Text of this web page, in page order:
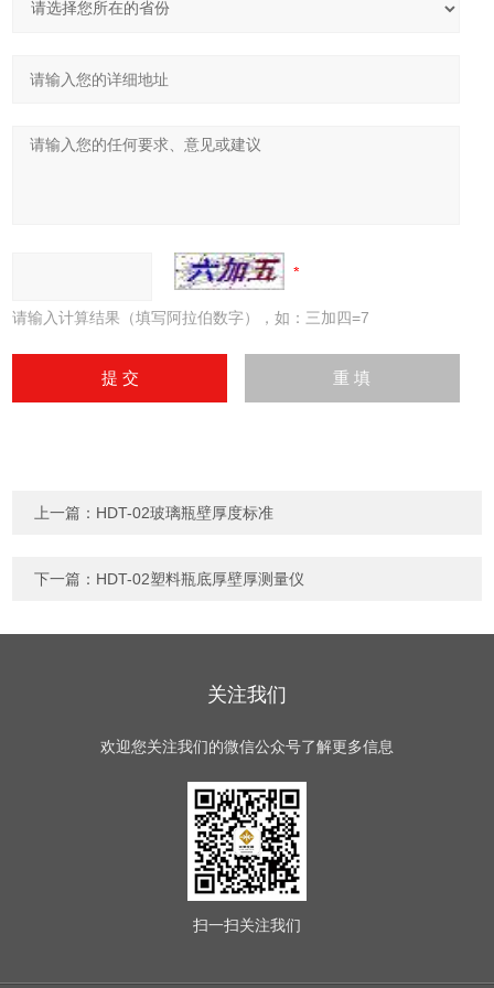
请输入计算结果（填写阿拉伯数字），如：三加四=7
上一篇： HDT-02玻璃瓶壁厚度标准
下一篇： HDT-02塑料瓶底厚壁厚测量仪
关注我们
欢迎您关注我们的微信公众号了解更多信息
扫一扫关注我们